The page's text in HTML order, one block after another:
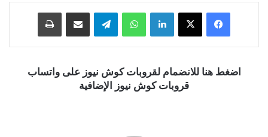
فيسبوك ‫X لينكدإن واتساب تيلقرام
اضغط هنا للانضمام لقروبات كوش نيوز على واتساب
قروبات كوش نيوز الإضافية